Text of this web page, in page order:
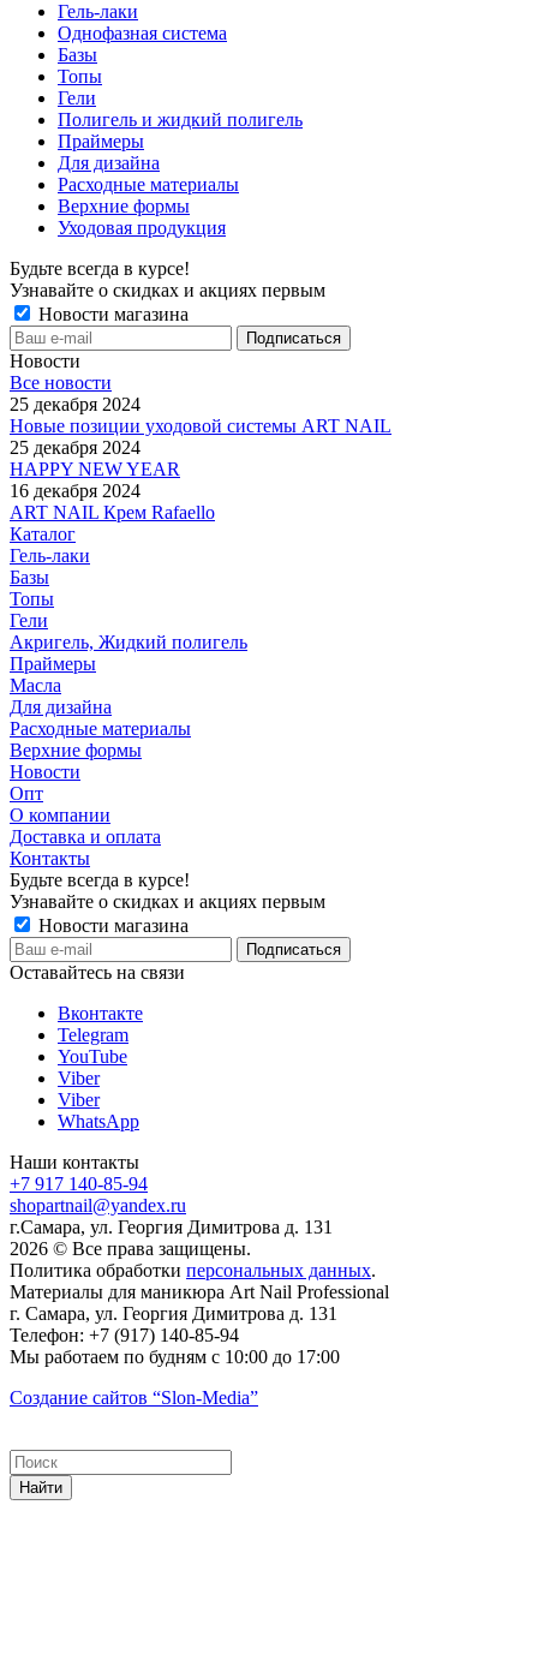
Гель-лаки
Однофазная система
Базы
Топы
Гели
Полигель и жидкий полигель
Праймеры
Для дизайна
Расходные материалы
Верхние формы
Уходовая продукция
Будьте всегда в курсе!
Узнавайте о скидках и акциях первым
Новости магазина
Новости
Все новости
25 декабря 2024
Новые позиции уходовой системы ART NAIL
25 декабря 2024
HAPPY NEW YEAR
16 декабря 2024
ART NAIL Крем Rafaello
Каталог
Гель-лаки
Базы
Топы
Гели
Акригель, Жидкий полигель
Праймеры
Масла
Для дизайна
Расходные материалы
Верхние формы
Новости
Опт
О компании
Доставка и оплата
Контакты
Будьте всегда в курсе!
Узнавайте о скидках и акциях первым
Новости магазина
Оставайтесь на связи
Вконтакте
Telegram
YouTube
Viber
Viber
WhatsApp
Наши контакты
+7 917 140-85-94
shopartnail@yandex.ru
г.Самара, ул. Георгия Димитрова д. 131
2026 © Все права защищены.
Политика обработки персональных данных.
Материалы для маникюра Art Nail Professional
г. Самара, ул. Георгия Димитрова д. 131
Телефон: +7 (917) 140-85-94
Мы работаем по будням с 10:00 до 17:00
Создание сайтов “Slon-Media”
Найти